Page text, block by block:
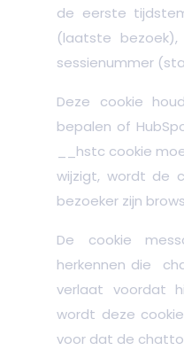
de eerste
(laatste
sessienummer
Deze cookie
bepalen of
__hstc cookie
wijzigt, wordt de
bezoeker zijn
De cookie
herkennen die
verlaat voordat
wordt deze
voor dat de